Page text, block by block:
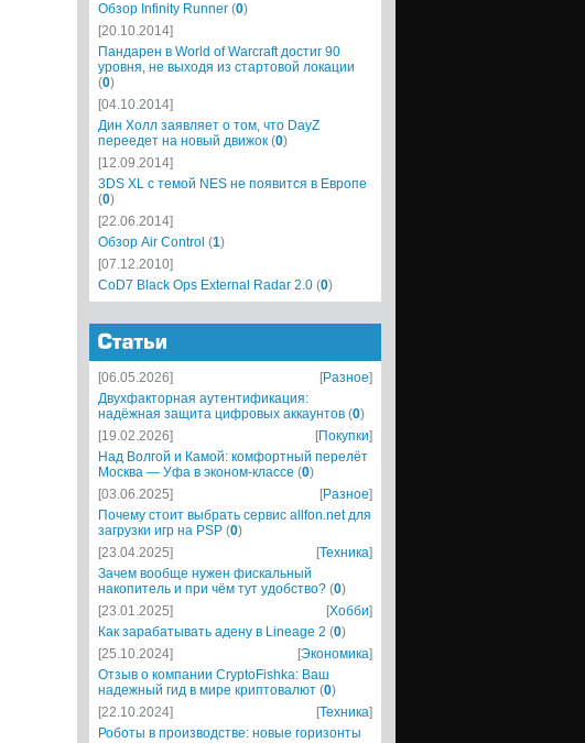
Обзор Infinity Runner (0)
[20.10.2014]
Пандарен в World of Warcraft достиг 90
уровня, не выходя из стартовой локации
(0)
[04.10.2014]
Дин Холл заявляет о том, что DayZ
переедет на новый движок (0)
[12.09.2014]
3DS XL с темой NES не появится в Европе
(0)
[22.06.2014]
Обзор Air Control (1)
[07.12.2010]
CoD7 Black Ops External Radar 2.0 (0)
[06.05.2026] [Разное]
Двухфакторная аутентификация:
надёжная защита цифровых аккаунтов (0)
[19.02.2026]
[Покупки]
Над Волгой и Камой: комфортный перелёт
Москва — Уфа в эконом-классе (0)
[03.06.2025]
[Разное]
Почему стоит выбрать сервис allfon.net для
загрузки игр на PSP (0)
[23.04.2025]
[Техника]
Зачем вообще нужен фискальный
накопитель и при чём тут удобство? (0)
[23.01.2025]
[Хобби]
Как зарабатывать адену в Lineage 2 (0)
[25.10.2024]
[Экономика]
Отзыв о компании CryptoFishka: Ваш
надежный гид в мире криптовалют (0)
[22.10.2024]
[Техника]
Роботы в производстве: новые горизонты